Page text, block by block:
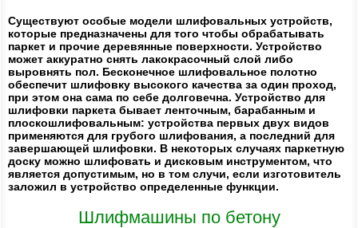
Существуют особые модели шлифовальных устройств,
которые предназначены для того чтобы обрабатывать
паркет и прочие деревянные поверхности. Устройство
может аккуратно снять лакокрасочный слой либо
выровнять пол. Бесконечное шлифовальное полотно
обеспечит шлифовку высокого качества за один проход,
при этом она сама по себе долговечна. Устройство для
шлифовки паркета бывает ленточным, барабанным и
плоскошлифовальным: устройства первых двух видов
применяются для грубого шлифования, а последний для
завершающей шлифовки. В некоторых случаях паркетную
доску можно шлифовать и дисковым инструментом, что
является допустимым, но в том случи, если изготовитель
заложил в устройство определенные функции.
Шлифмашины по бетону